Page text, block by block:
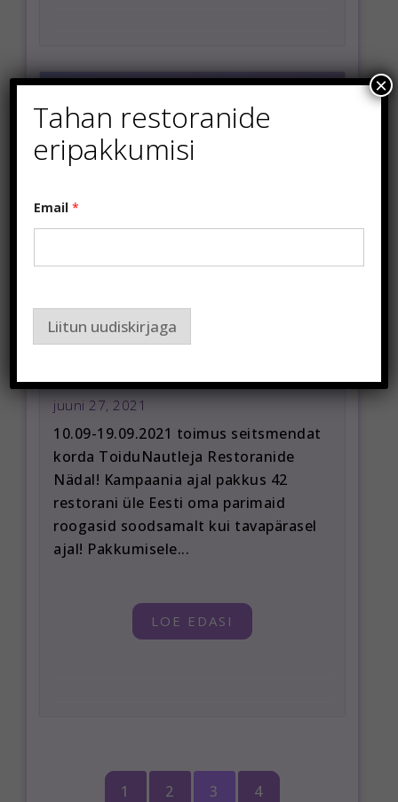
ToiduNautleja Restoranide
Nädal september 2021
juuni 27, 2021
10.09-19.09.2021 toimus seitsmendat
korda ToiduNautleja Restoranide
Nädal! Kampaania ajal pakkus 42
restorani üle Eesti oma parimaid
roogasid soodsamalt kui tavapärasel
ajal! Pakkumisele...
LOE EDASI
1 2 3 4
Tahan restoranide
eripakkumisi
Email*
Liitun uudiskirjaga
×